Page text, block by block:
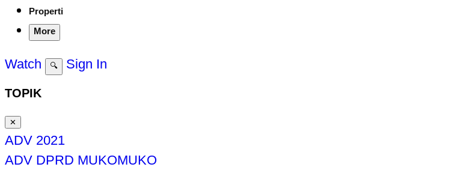
Properti
More
Watch 🔍 Sign In
TOPIK
✕
ADV 2021
ADV DPRD MUKOMUKO